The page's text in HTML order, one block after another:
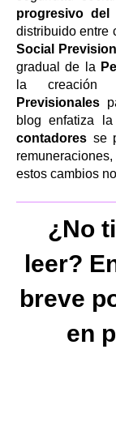
progresivo del
distribuido entre
Social
gradual de la
la
Previsionales
blog enfatiza
contadores se
estos cambios
¿No
leer?
breve
en